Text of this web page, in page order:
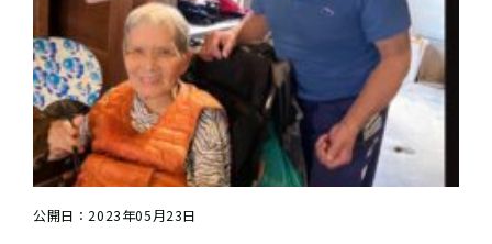
公開日：2023年05月23日